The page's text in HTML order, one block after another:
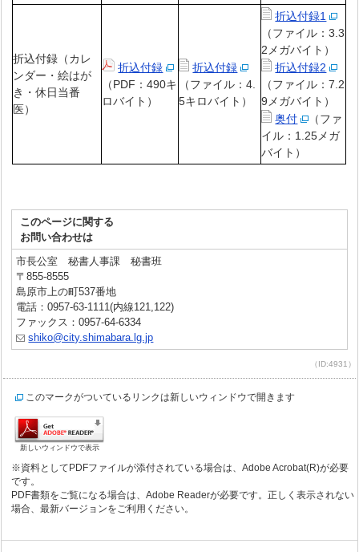
折込付録（カレ
ンダー・絵はが
き・休日当番
医）
折込付録
（PDF：490キ
ロバイト）
折込付録
（ファイル：4.
5キロバイト）
折込付録1
（ファイル：3.3
2メガバイト）
折込付録2
（ファイル：7.2
9メガバイト）
奥付
（ファ
イル：1.25メガ
バイト）
このページに関する
お問い合わせは
市長公室 秘書人事課 秘書班
〒855-8555
島原市上の町537番地
電話：0957-63-1111(内線121,122)
ファックス：0957-64-6334
shiko@city.shimabara.lg.jp
（ID:4931）
このマークがついているリンクは新しいウィンドウで開きます
新しいウィンドウで表示
※資料としてPDFファイルが添付されている場合は、Adobe Acrobat(R)が必要
です。
PDF書類をご覧になる場合は、Adobe Readerが必要です。正しく表示されない
場合、最新バージョンをご利用ください。